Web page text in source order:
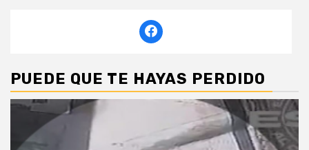
PUEDE QUE TE HAYAS PERDIDO